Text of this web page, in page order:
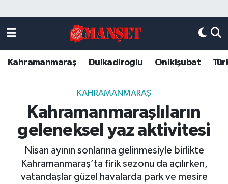
Kahramanmaraş Dulkadiroğlu Onikişubat
KAHRAMANMARAŞ
Kahramanmaraşlıların
geleneksel yaz aktivitesi
Nisan ayının sonlarına gelinmesiyle birlikte
Kahramanmaraş’ta firik sezonu da açılırken,
vatandaşlar güzel havalarda park ve mesire
DULKADİROĞLU
KAHRAMANMARAŞ
ONİKİŞUBAT
Künye
Kahramanmaraş Nöbetçi Eczaneler
Kahramanmaraş Hava Durumu
Kahramanmaraş Trafik Yoğunluk Haritası
Süper Lig Puan Durumu ve Fikstür
Son Dakika Haberleri